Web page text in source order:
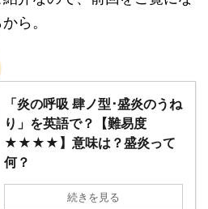
ら。
「炎の呼吸 肆ノ型･盛炎のうね
り」を英語で？【難易度
★★★★】意味は？盛炎って
何？
続きを見る